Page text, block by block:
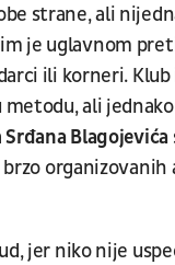
strane, ali
je uglavnom
ili korneri. Klub
metodu, ali
Srđana Blagojevića
jer niko nije